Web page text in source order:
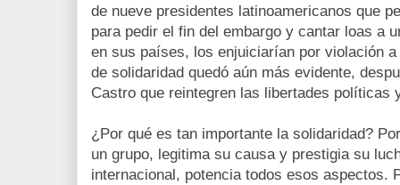
de nueve presidentes latinoamericanos que
para pedir el fin del embargo y cantar loas a
en sus países, los enjuiciarían por violación
de solidaridad quedó aún más evidente,
Castro que reintegren las libertades políticas
¿Por qué es tan importante la solidaridad?
un grupo, legitima su causa y prestigia su
internacional, potencia todos esos aspectos.